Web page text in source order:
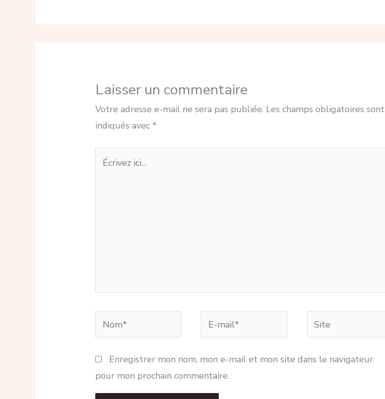
Laisser un commentaire
Votre adresse e-mail ne sera pas publiée. Les champs obligatoires sont
indiqués avec *
Écrivez
Nom*
E-
mail*
Site
Enregistrer mon nom, mon e-mail et mon site dans le navigateur
pour mon prochain commentaire.